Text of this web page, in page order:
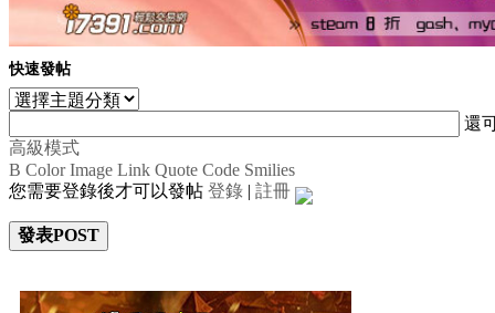
快速發帖
還
高級模式
B Color Image Link Quote Code Smilies
您需要登錄後才可以發帖 登錄 | 註冊
發表POST